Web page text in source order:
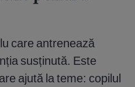
care antrenează
susținută. Este
ajută la teme: copilul